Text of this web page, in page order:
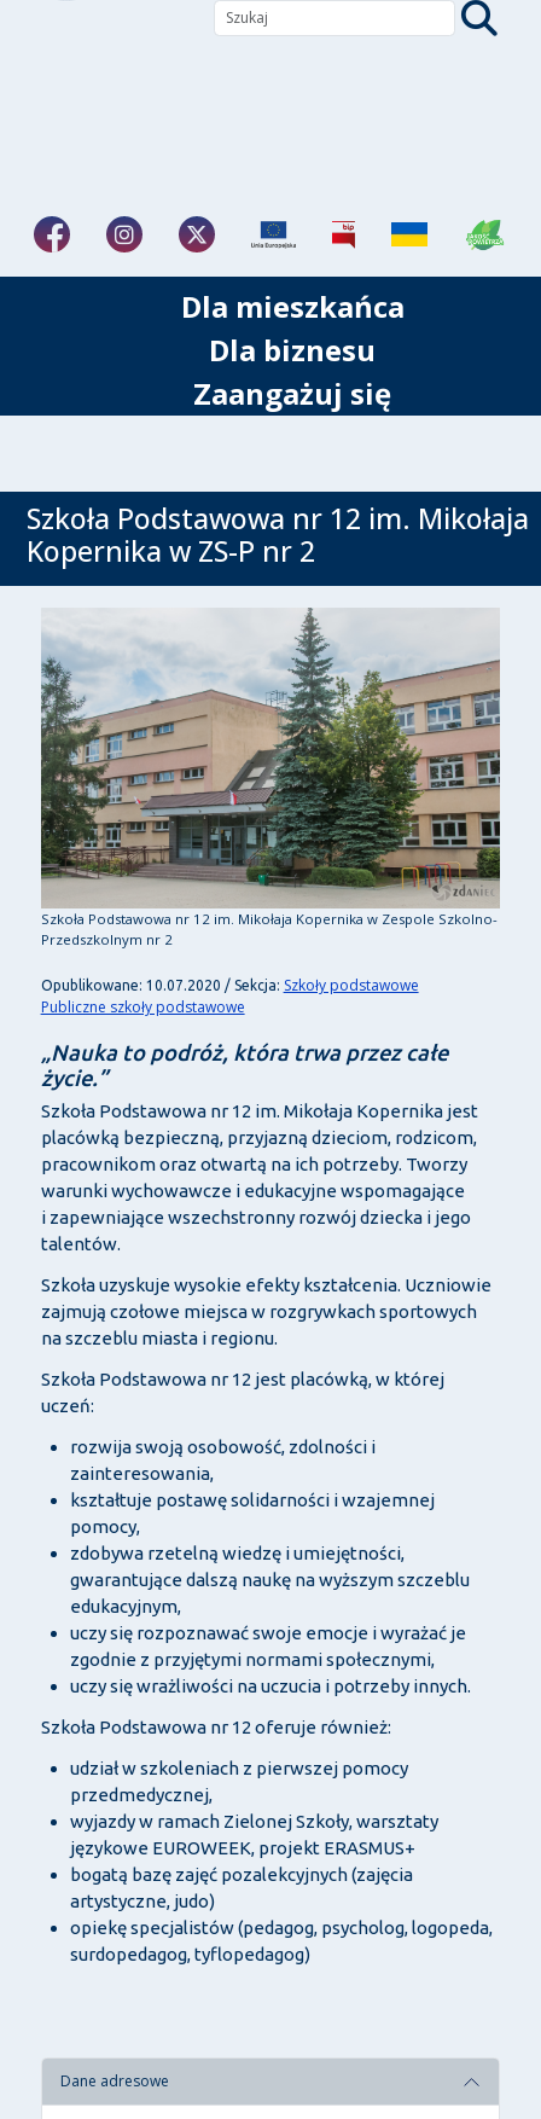
Dla mieszkańca
Dla biznesu
Zaangażuj się
Szkoła Podstawowa nr 12 im. Mikołaja
Kopernika w ZS-P nr 2
Szkoła Podstawowa nr 12 im. Mikołaja Kopernika w Zespole Szkolno-
Przedszkolnym nr 2
Opublikowane: 10.07.2020 / Sekcja: Szkoły podstawowe
Publiczne szkoły podstawowe
„Nauka to podróż, która trwa przez całe
życie.”
Szkoła Podstawowa nr 12 im. Mikołaja Kopernika jest
placówką bezpieczną, przyjazną dzieciom, rodzicom,
pracownikom oraz otwartą na ich potrzeby. Tworzy
warunki wychowawcze i edukacyjne wspomagające
i zapewniające wszechstronny rozwój dziecka i jego
talentów.
Szkoła uzyskuje wysokie efekty kształcenia. Uczniowie
zajmują czołowe miejsca w rozgrywkach sportowych
na szczeblu miasta i regionu.
Szkoła Podstawowa nr 12 jest placówką, w której
uczeń:
rozwija swoją osobowość, zdolności i
zainteresowania,
kształtuje postawę solidarności i wzajemnej
pomocy,
zdobywa rzetelną wiedzę i umiejętności,
gwarantujące dalszą naukę na wyższym szczeblu
edukacyjnym,
uczy się rozpoznawać swoje emocje i wyrażać je
zgodnie z przyjętymi normami społecznymi,
uczy się wrażliwości na uczucia i potrzeby innych.
Szkoła Podstawowa nr 12 oferuje również:
udział w szkoleniach z pierwszej pomocy
przedmedycznej,
wyjazdy w ramach Zielonej Szkoły, warsztaty
językowe EUROWEEK, projekt ERASMUS+
bogatą bazę zajęć pozalekcyjnych (zajęcia
artystyczne, judo)
opiekę specjalistów (pedagog, psycholog, logopeda,
surdopedagog, tyflopedagog)
Dane adresowe